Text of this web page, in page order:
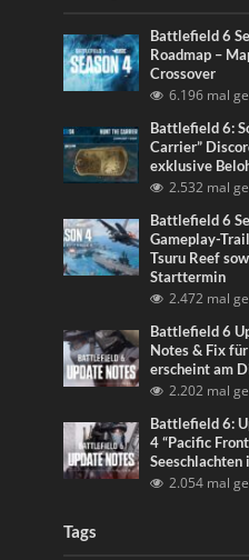
Battlefield 6
Roadmap –
Crossover
6.196 mal
Battlefield 6:
Carrier”
exklusive
2.532 mal
Battlefield 6
Gameplay-
Tsuru Reef
Starttermin
2.472 mal
Battlefield 6
Notes & Fix
erscheint am
2.202 mal
Battlefield 6:
4 “Pacific
Seeschlachten
2.054 mal
Tags